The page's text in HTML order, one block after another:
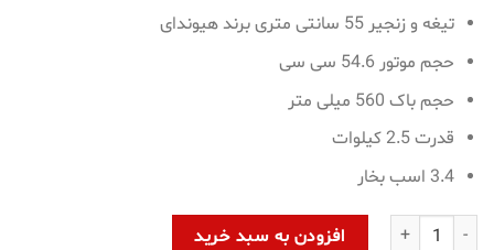
تیغه و زنجیر 55 سانتی متری برند هیوندای
حجم موتور 54.6 سی سی
حجم باک 560 میلی متر
قدرت 2.5 کیلوات
3.4 اسب بخار
اره زنجیری بنزینی هیوندای مدل TURBO 760 عددافزودن به سبد خرید